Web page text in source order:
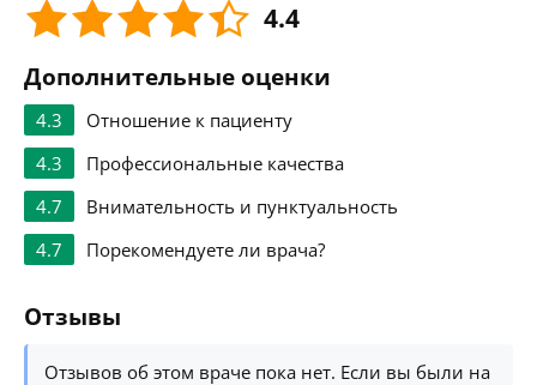
4.4
Дополнительные оценки
4.3
Отношение к пациенту
4.3
Профессиональные качества
4.7
Внимательность и пунктуальность
4.7
Порекомендуете ли врача?
Отзывы
Отзывов об этом враче пока нет. Если вы были на